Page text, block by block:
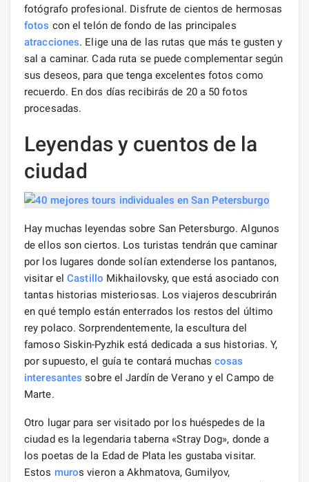
fotógrafo profesional. Disfrute de cientos de hermosas
fotos con el telón de fondo de las principales
atracciones. Elige una de las rutas que más te gusten y
sal a caminar. Cada ruta se puede complementar según
sus deseos, para que tenga excelentes fotos como
recuerdo. En dos días recibirás de 20 a 50 fotos
procesadas.
Leyendas y cuentos de la
ciudad
Hay muchas leyendas sobre San Petersburgo. Algunos
de ellos son ciertos. Los turistas tendrán que caminar
por los lugares donde solían extenderse los pantanos,
visitar elCastillo Mikhailovsky, que está asociado con
tantas historias misteriosas. Los viajeros descubrirán
en qué templo están enterrados los restos del último
rey polaco. Sorprendentemente, la escultura del
famoso Siskin-Pyzhik está dedicada a sus historias. Y,
por supuesto, el guía te contará muchascosas
interesantes sobre el Jardín de Verano y el Campo de
Marte.
Otro lugar para ser visitado por los huéspedes de la
ciudad es la legendaria taberna «Stray Dog», donde a
los poetas de la Edad de Plata les gustaba visitar.
Estos muros vieron a Akhmatova, Gumilyov,